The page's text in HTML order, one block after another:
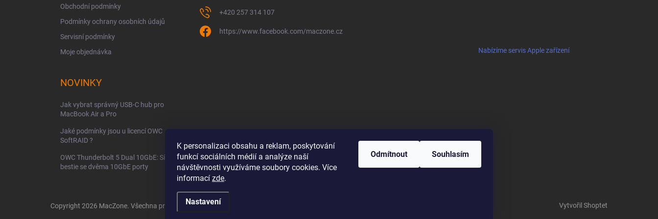
K personalizaci obsahu a reklam, poskytování
funkcí sociálních médií a analýze naší
návštěvnosti využíváme soubory cookies. Více
informací zde.
Nastavení
Odmítnout Souhlasím
Obchodní podmínky
Podmínky ochrany osobních údajů
Servisní podmínky
Moje objednávka
+420 257 314 107
https://www.facebook.com/maczone.cz
Nabízíme servis Apple zařízení
NOVINKY
Jak vybrat správný USB-C hub pro
MacBook Air a Pro
Jaké podmínky jsou u licencí OWC
SoftRAID ?
OWC Thunderbolt 5 Dual 10GbE: Síťová
bestie se dvěma 10GbE porty
Vytvořil Shoptet
Copyright 2026 MacZone. Všechna práva vyhrazena.Upravit nastavení cookies